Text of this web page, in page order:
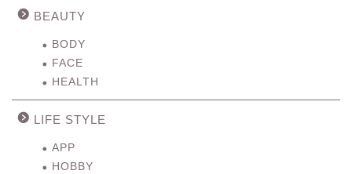
BEAUTY
BODY
FACE
HEALTH
LIFE STYLE
APP
HOBBY